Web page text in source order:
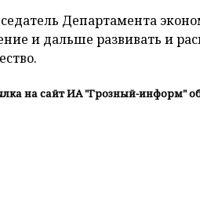
Департамента
и дальше развивать и
на сайт ИА "Грозный-информ"